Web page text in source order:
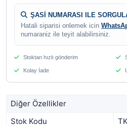
ŞASİ NUMARASI ILE
Hatali siparisi onlemek icin
numaraniz ile teyit alabilirsiniz.
Stoktan hızlı gönderim
Kolay İade
Diğer Özellikler
Stok Kodu